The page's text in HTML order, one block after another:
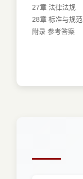
27章 法律法规
28章 标准与规范
附录 参考答案